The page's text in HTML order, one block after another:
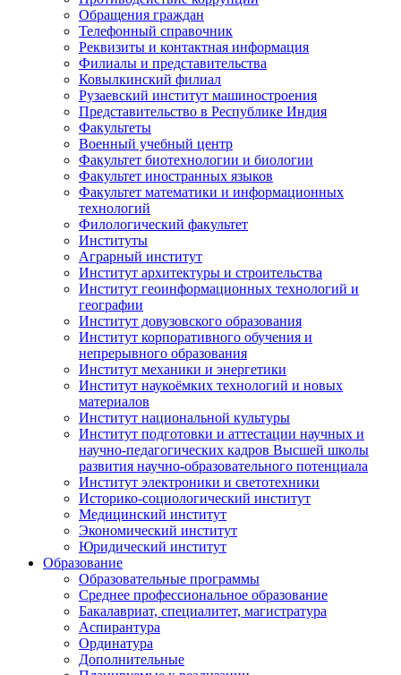
Обращения граждан
Телефонный справочник
Реквизиты и контактная информация
Филиалы и представительства
Ковылкинский филиал
Рузаевский институт машиностроения
Представительство в Республике Индия
Факультеты
Военный учебный центр
Факультет биотехнологии и биологии
Факультет иностранных языков
Факультет математики и информационных
технологий
Филологический факультет
Институты
Аграрный институт
Институт архитектуры и строительства
Институт геоинформационных технологий и
географии
Институт довузовского образования
Институт корпоративного обучения и
непрерывного образования
Институт механики и энергетики
Институт наукоёмких технологий и новых
материалов
Институт национальной культуры
Институт подготовки и аттестации научных и
научно-педагогических кадров Высшей школы
развития научно-образовательного потенциала
Институт электроники и светотехники
Историко-социологический институт
Медицинский институт
Экономический институт
Юридический институт
Образование
Образовательные программы
Среднее профессиональное образование
Бакалавриат, специалитет, магистратура
Аспирантура
Ординатура
Дополнительные